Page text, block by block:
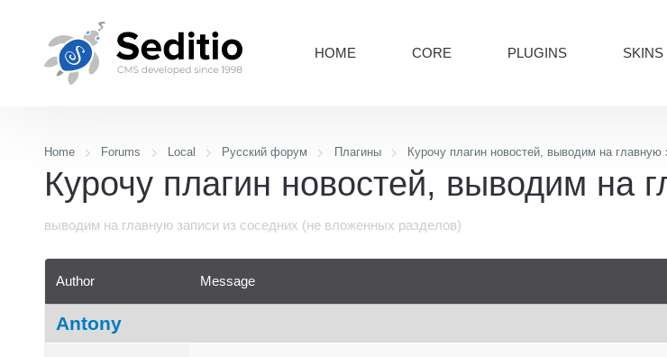
HOME CORE PLUGINS SKINS
Home Forums Local Русский форум Плагины Курочу плагин новостей, выводим на главную
Курочу плагин новостей, выводим на
выводим на главную записи из соседних (не вложенных разделов)
Author Message
Antony